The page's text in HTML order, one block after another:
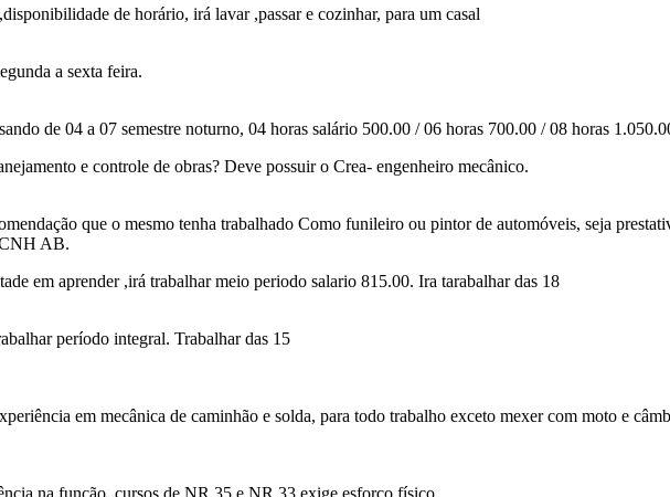
de horário, irá lavar ,passar e cozinhar, para um casal
a sexta feira.
de 04 a 07 semestre noturno, 04 horas salário 500.00 / 06 horas 700.00 / 08 horas
e controle de obras? Deve possuir o Crea- engenheiro mecânico.
que o mesmo tenha trabalhado Como funileiro ou pintor de automóveis, seja
CNH AB.
em aprender ,irá trabalhar meio periodo salario 815.00. Ira tarabalhar das 18
período integral. Trabalhar das 15
em mecânica de caminhão e solda, para todo trabalho exceto mexer com moto e
na função, cursos de NR 35 e NR 33 exige esforço físico.